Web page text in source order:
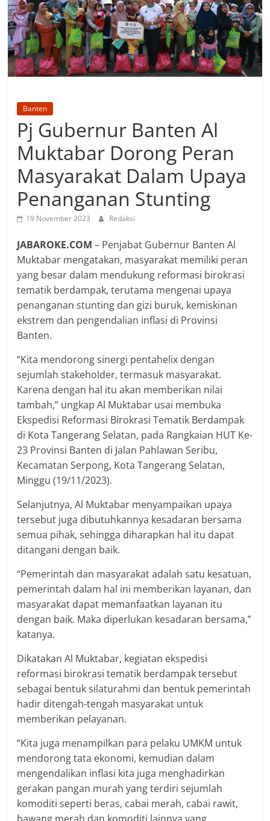
Banten
Pj Gubernur Banten Al
Muktabar Dorong Peran
Masyarakat Dalam Upaya
Penanganan Stunting
19 November 2023 Redaksi
JABAROKE.COM – Penjabat Gubernur Banten Al
Muktabar mengatakan, masyarakat memiliki peran
yang besar dalam mendukung reformasi birokrasi
tematik berdampak, terutama mengenai upaya
penanganan stunting dan gizi buruk, kemiskinan
ekstrem dan pengendalian inflasi di Provinsi
Banten.
“Kita mendorong sinergi pentahelix dengan
sejumlah stakeholder, termasuk masyarakat.
Karena dengan hal itu akan memberikan nilai
tambah,” ungkap Al Muktabar usai membuka
Ekspedisi Reformasi Birokrasi Tematik Berdampak
di Kota Tangerang Selatan, pada Rangkaian HUT Ke-
23 Provinsi Banten di Jalan Pahlawan Seribu,
Kecamatan Serpong, Kota Tangerang Selatan,
Minggu (19/11/2023).
Selanjutnya, Al Muktabar menyampaikan upaya
tersebut juga dibutuhkannya kesadaran bersama
semua pihak, sehingga diharapkan hal itu dapat
ditangani dengan baik.
“Pemerintah dan masyarakat adalah satu kesatuan,
pemerintah dalam hal ini memberikan layanan, dan
masyarakat dapat memanfaatkan layanan itu
dengan baik. Maka diperlukan kesadaran bersama,”
katanya.
Dikatakan Al Muktabar, kegiatan ekspedisi
reformasi birokrasi tematik berdampak tersebut
sebagai bentuk silaturahmi dan bentuk pemerintah
hadir ditengah-tengah masyarakat untuk
memberikan pelayanan.
“Kita juga menampilkan para pelaku UMKM untuk
mendorong tata ekonomi, kemudian dalam
mengendalikan inflasi kita juga menghadirkan
gerakan pangan murah yang terdiri sejumlah
komoditi seperti beras, cabai merah, cabai rawit,
bawang merah dan komoditi lainnya yang